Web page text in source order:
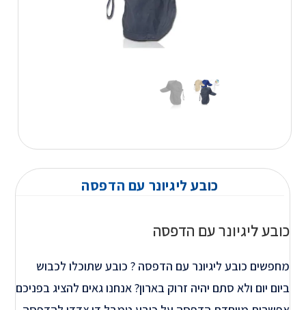
כובע ליגיונר עם הדפסה
כובע ליגיונר עם הדפסה
מחפשים כובע ליגיונר עם הדפסה ? כובע שתוכלו לכבוש
ביום יום ולא סתם יהיה זרוק בארון? אנחנו גאים להציג בפניכם